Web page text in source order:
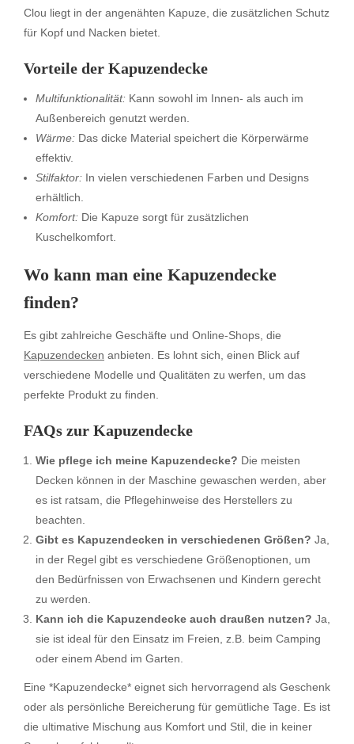
Clou liegt in der angenähten Kapuze, die zusätzlichen Schutz
für Kopf und Nacken bietet.
Vorteile der Kapuzendecke
Multifunktionalität: Kann sowohl im Innen- als auch im
Außenbereich genutzt werden.
Wärme: Das dicke Material speichert die Körperwärme
effektiv.
Stilfaktor: In vielen verschiedenen Farben und Designs
erhältlich.
Komfort: Die Kapuze sorgt für zusätzlichen
Kuschelkomfort.
Wo kann man eine Kapuzendecke
finden?
Es gibt zahlreiche Geschäfte und Online-Shops, die
Kapuzendecken anbieten. Es lohnt sich, einen Blick auf
verschiedene Modelle und Qualitäten zu werfen, um das
perfekte Produkt zu finden.
FAQs zur Kapuzendecke
Wie pflege ich meine Kapuzendecke? Die meisten
Decken können in der Maschine gewaschen werden, aber
es ist ratsam, die Pflegehinweise des Herstellers zu
beachten.
Gibt es Kapuzendecken in verschiedenen Größen? Ja,
in der Regel gibt es verschiedene Größenoptionen, um
den Bedürfnissen von Erwachsenen und Kindern gerecht
zu werden.
Kann ich die Kapuzendecke auch draußen nutzen? Ja,
sie ist ideal für den Einsatz im Freien, z.B. beim Camping
oder einem Abend im Garten.
Eine *Kapuzendecke* eignet sich hervorragend als Geschenk
oder als persönliche Bereicherung für gemütliche Tage. Es ist
die ultimative Mischung aus Komfort und Stil, die in keiner